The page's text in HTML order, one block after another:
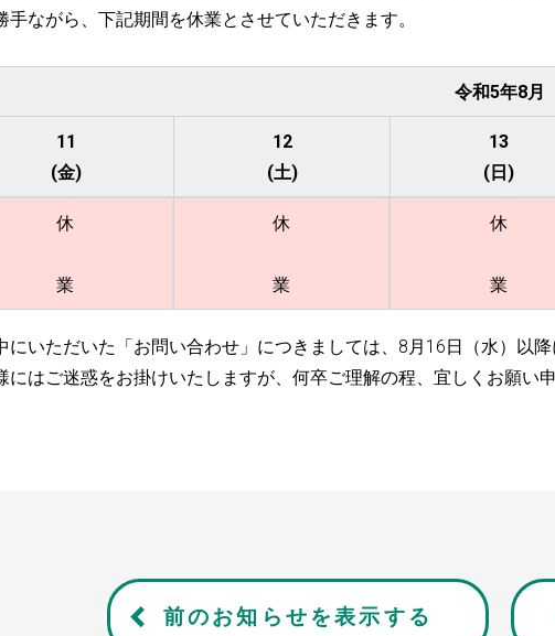
手ながら、下記期間を休業とさせていただきます。
令和5年8月
11
(金)
12
(土)
13
(日)
休
業
休
業
休
業
にいただいた「お問い合わせ」につきましては、8月16日（水）以降
にはご迷惑をお掛けいたしますが、何卒ご理解の程、宜しくお願い申
前のお知らせを表示する